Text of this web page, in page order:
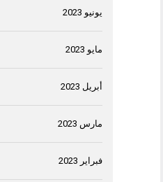
يونيو 2023
مايو 2023
أبريل 2023
مارس 2023
فبراير 2023